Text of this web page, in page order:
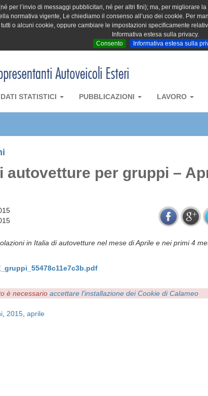
per l’invio di messaggi pubblicitari, né per altri fini); ma, per migliorare
normativa vigente, Le chiediamo il consenso all’uso dei cookie. Per
o alcuni cookie, oppure cambiare le impostazioni specificamente
Informativa estesa sulla privacy.
Consento
Informativa estesa sulla
DATI STATISTICI PUBBLICAZIONI LAVORO
autovetture per gruppi –
in Italia di autovetture nel mese di Aprile e nei primi 4
è necessario accettare l'installazione dei Cookie di Calameo
2015 aprile